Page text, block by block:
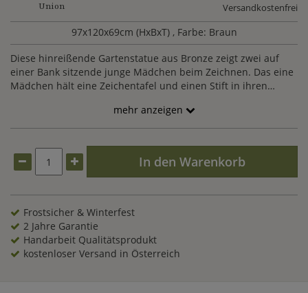
Union
Versandkostenfrei
97x120x69cm (HxBxT) , Farbe: Braun
Diese hinreißende Gartenstatue aus Bronze zeigt zwei auf
einer Bank sitzende junge Mädchen beim Zeichnen. Das eine
Mädchen hält eine Zeichentafel und einen Stift in ihren
der Mädchen sind nahezu parallel übereinandergeschlagen,
was diese hübsche Gartenstatue aus Bronze zu einer
Schattierungen der edlen Bronze nutzend, bereichert diese
feine Bronze-Skulptur einfach jeden Standort im Garten.
Hergestellt in aufwändiger Handarbeit im traditionellen
Bronzegussverfahren beeindruckt diese Gartenstatue der
Mädchen auf einer Bank sitzend aus Bronze durch die
Ausarbeitung bis ins kleinste Detail und das gelungene
Finish.
mehr anzeigen
In den Warenkorb
Frostsicher & Winterfest
2 Jahre Garantie
Handarbeit Qualitätsprodukt
kostenloser Versand in Österreich